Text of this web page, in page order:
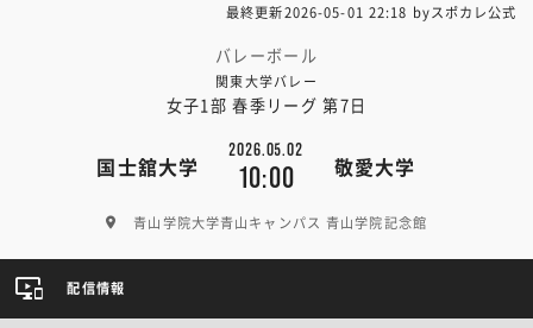
最終更新2026-05-01 22:18 byスポカレ公式
バレーボール
関東大学バレー
女子1部 春季リーグ 第7日
国士舘大学
2026.05.02
10:00 敬愛大学
青山学院大学青山キャンパス 青山学院記念館
配信情報